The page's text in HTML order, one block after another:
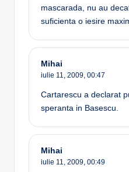
mascarada, nu au
suficienta o iesire
Mihai
iulie 11, 2009, 00:47
Cartarescu a declarat
speranta in Basescu.
Mihai
iulie 11, 2009, 00:49